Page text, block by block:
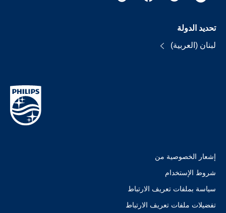
تحديد الدولة
لبنان (العربية)
إشعار الخصوصية من
شروط الإستخدام
سياسة بملفات تعريف الارتباط
تفضيلات ملفات تعريف الارتباط